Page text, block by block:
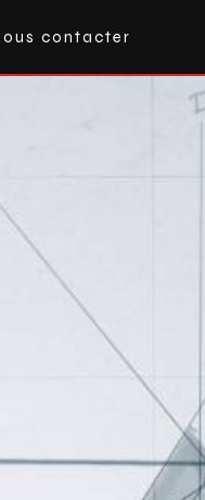
contacter